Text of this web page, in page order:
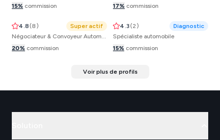
15% commission
17% commission
Youssouf
4.8 ( 8 )
Super actif
Négociateur & Convoyeur Automobile
20% commission
Matheo
4.3 ( 2 )
Diagnostic
Spécialiste automobile
15% commission
Voir plus de profils